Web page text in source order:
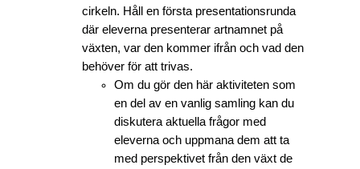
cirkeln. Håll en första presentationsrunda
där eleverna presenterar artnamnet på
växten, var den kommer ifrån och vad den
behöver för att trivas.
Om du gör den här aktiviteten som
en del av en vanlig samling kan du
diskutera aktuella frågor med
eleverna och uppmana dem att ta
med perspektivet från den växt de